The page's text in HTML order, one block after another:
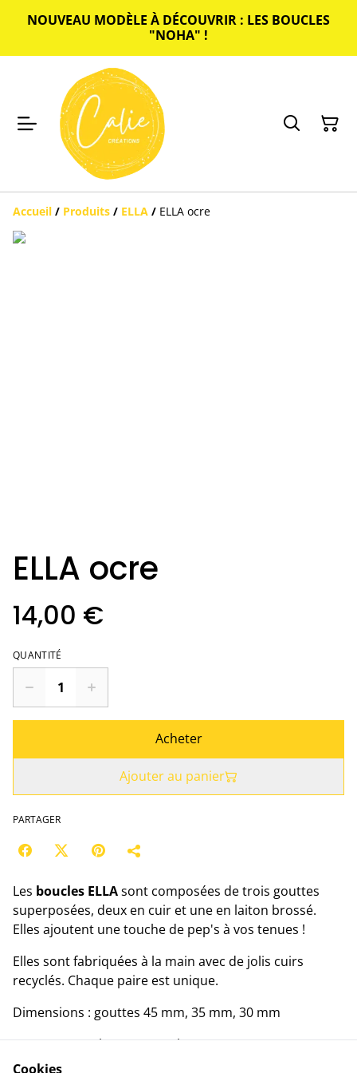
NOUVEAU MODÈLE À DÉCOUVRIR : LES BOUCLES
"NOHA" !
Accueil / Produits / ELLA / ELLA ocre
ELLA ocre
14,00 €
QUANTITÉ
Acheter
Ajouter au panier
PARTAGER
Les boucles ELLAsont composées de trois gouttes
superposées, deux en cuir et une en laiton brossé.
Elles ajoutent une touche de pep's à vos tenues !
Elles sont fabriquées à la main avec de jolis cuirs
recyclés. Chaque paire est unique.
Dimensions : gouttes 45 mm, 35 mm, 30 mm
Longueur totale (avec attaches) : 65 mm
Cookies